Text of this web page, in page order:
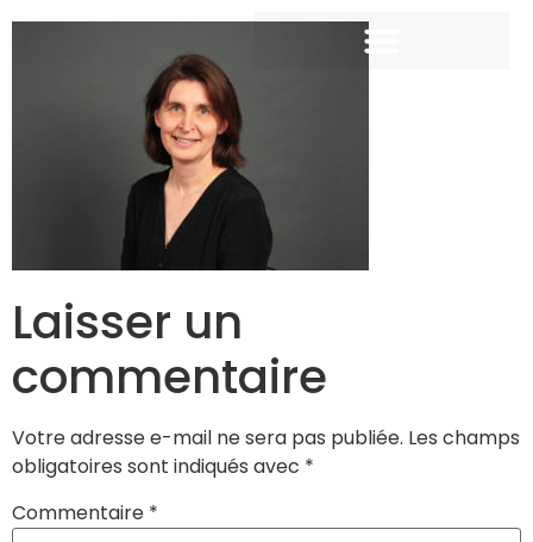
Laisser un
commentaire
Votre adresse e-mail ne sera pas publiée. Les champs
obligatoires sont indiqués avec *
Commentaire *